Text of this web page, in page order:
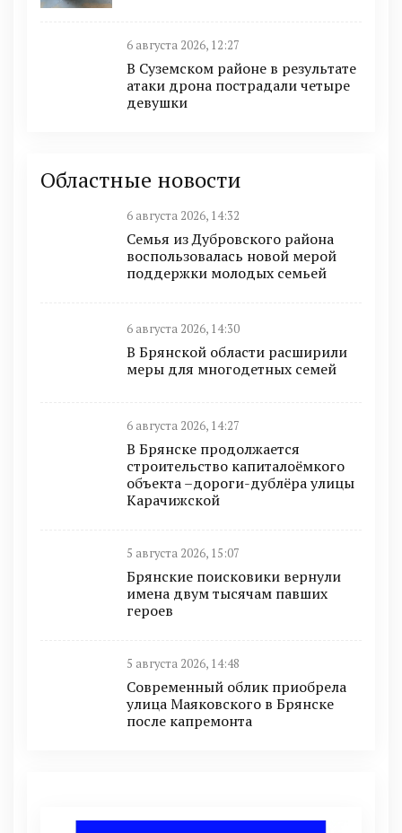
6 августа 2026, 12:27
В Суземском районе в результате
атаки дрона пострадали четыре
девушки
Областные новости
6 августа 2026, 14:32
Семья из Дубровского района
воспользовалась новой мерой
поддержки молодых семьей
6 августа 2026, 14:30
В Брянской области расширили
меры для многодетных семей
6 августа 2026, 14:27
В Брянске продолжается
строительство капиталоёмкого
объекта –дороги-дублёра улицы
Карачижской
5 августа 2026, 15:07
Брянские поисковики вернули
имена двум тысячам павших
героев
5 августа 2026, 14:48
Современный облик приобрела
улица Маяковского в Брянске
после капремонта